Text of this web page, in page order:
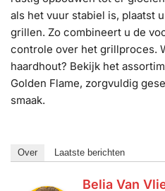
als het vuur stabiel is, plaatst
grillen. Zo combineert u de
controle over het grillproces.
haardhout? Bekijk het
Golden Flame, zorgvuldig
smaak.
Over Laatste berichten
Belia Van